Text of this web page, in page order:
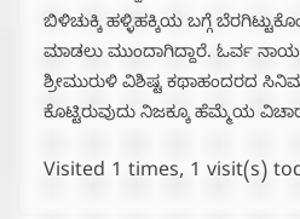
ಬಿಳಿಚುಕ್ಕಿ ಹಳ್ಳಿಹಕ್ಕಿಯ ಬಗ್ಗೆ
ಮಾಡಲು ಮುಂದಾಗಿದ್ದಾರೆ. ಓರ್ವ
ಶ್ರೀಮುರುಳಿ ವಿಶಿಷ್ಟ ಕಥಾಹಂದರದ
ಕೊಟ್ಟಿರುವುದು ನಿಜಕ್ಕೂ ಹೆಮ್ಮೆಯ
Visited 1 times, 1 visit(s)